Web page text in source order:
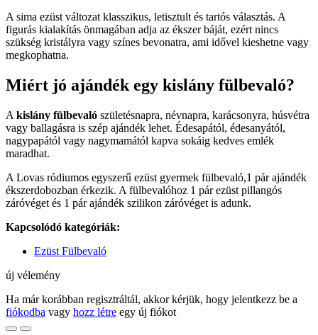
A sima ezüst változat klasszikus, letisztult és tartós választás. A
figurás kialakítás önmagában adja az ékszer báját, ezért nincs
szükség kristályra vagy színes bevonatra, ami idővel kieshetne vagy
megkophatna.
Miért jó ajándék egy kislány fülbevaló?
A kislány fülbevaló születésnapra, névnapra, karácsonyra, húsvétra
vagy ballagásra is szép ajándék lehet. Édesapától, édesanyától,
nagypapától vagy nagymamától kapva sokáig kedves emlék
maradhat.
A Lovas ródiumos egyszerű ezüst gyermek fülbevaló,1 pár ajándék
ékszerdobozban érkezik. A fülbevalóhoz 1 pár ezüst pillangós
záróvéget és 1 pár ajándék szilikon záróvéget is adunk.
Kapcsolódó kategóriák:
Ezüst Fülbevaló
új vélemény
Ha már korábban regisztráltál, akkor kérjük, hogy jelentkezz be a
fiókodba vagy hozz létre egy új fiókot